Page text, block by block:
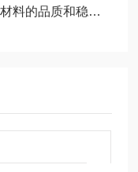
使用塑胶水分测定仪可以确定塑料材料的品质和稳定性